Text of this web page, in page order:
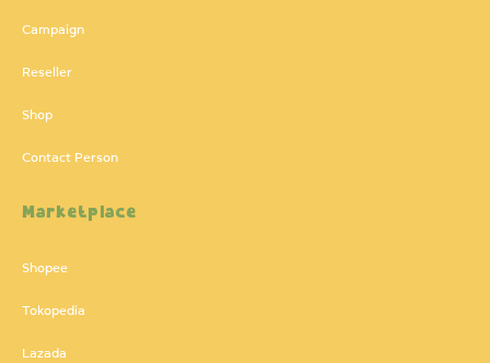
Campaign
Reseller
Shop
Contact Person
Marketplace
Shopee
Tokopedia
Lazada